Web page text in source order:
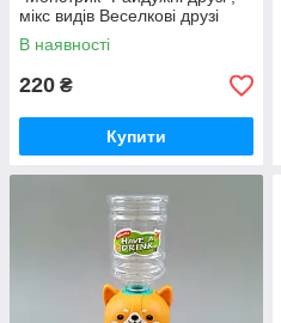
мікс видів Веселкові друзі
В наявності
220 ₴
Купити